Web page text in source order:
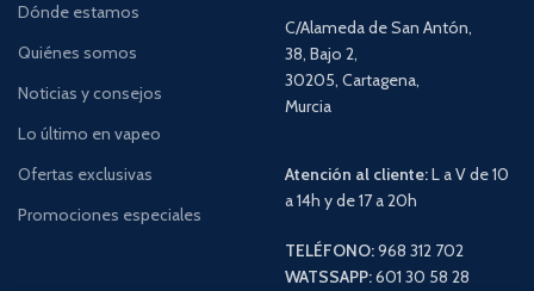
Dónde estamos
Quiénes somos
Noticias y consejos
Lo último en vapeo
Ofertas exclusivas
Promociones especiales
C/Alameda de San Antón,
38, Bajo 2,
30205, Cartagena,
Murcia
Atención al cliente:L a V de 10
a 14h y de 17 a 20h
TELÉFONO:968 312 702
WATSSAPP:601 30 58 28